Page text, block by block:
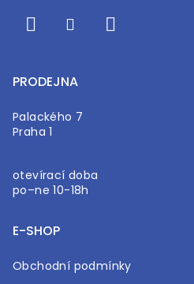
PRODEJNA
Palackého 7
Praha 1
otevírací doba
po–ne 10-18h
E-SHOP
Obchodní podmínky